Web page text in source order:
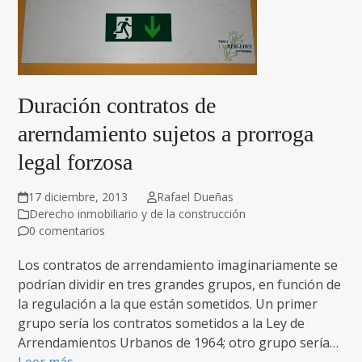
Duración contratos de
arerndamiento sujetos a prorroga
legal forzosa
17 diciembre, 2013
Rafael Dueñas
Derecho inmobiliario y de la construcción
0 comentarios
Los contratos de arrendamiento imaginariamente se
podrían dividir en tres grandes grupos, en función de
la regulación a la que están sometidos. Un primer
grupo sería los contratos sometidos a la Ley de
Arrendamientos Urbanos de 1964; otro grupo sería…